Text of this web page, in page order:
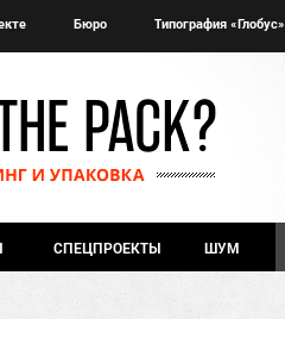
Бюро Типография «Глобус»
СПЕЦПРОЕКТЫ ШУМ